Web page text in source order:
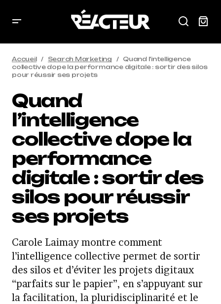
Accueil Search Marketing
Quand l’intelligence
collective dope la performance digitale : sortir des silos
pour réussir ses projets
Quand
l’intelligence
collective dope la
performance
digitale : sortir des
silos pour réussir
ses projets
Carole Laimay montre comment
l’intelligence collective permet de sortir
des silos et d’éviter les projets digitaux
“parfaits sur le papier”, en s’appuyant sur
la facilitation, la pluridisciplinarité et le